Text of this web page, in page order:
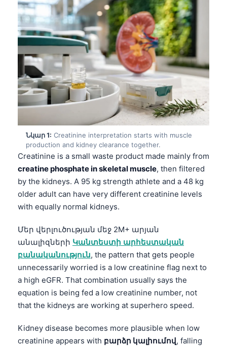
Նկար 1: Creatinine interpretation starts with muscle
production and kidney clearance together.
Creatinine is a small waste product made mainly from
creatine phosphate in skeletal muscle, then filtered
by the kidneys. A 95 kg strength athlete and a 48 kg
older adult can have very different creatinine levels
with equally normal kidneys.
Մեր վերլուծության մեջ 2M+ արյան
անալիզների Կանտեստի արհեստական
բանականություն, the pattern that gets people
unnecessarily worried is a low creatinine flag next to
a high eGFR. That combination usually says the
equation is being fed a low creatinine number, not
that the kidneys are working at superhero speed.
Kidney disease becomes more plausible when low
creatinine appears with բարձր կալիումով, falling